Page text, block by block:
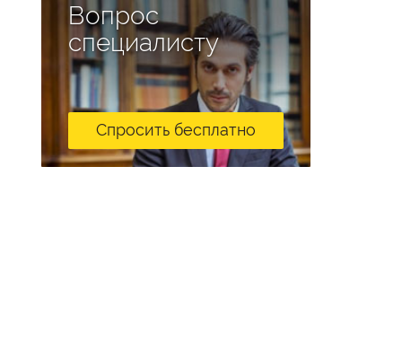
Вопрос
специалисту
Спросить бесплатно